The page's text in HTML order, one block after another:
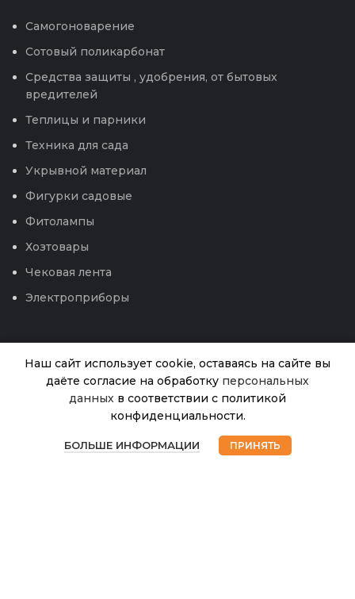
Самогоноварение
Сотовый поликарбонат
Средства защиты , удобрения, от бытовых
вредителей
Теплицы и парники
Техника для сада
Укрывной материал
Фигурки садовые
Фитолампы
Хозтовары
Чековая лента
Электроприборы
Наш сайт использует cookie, оставаясь на сайте вы
даёте согласие на обработку персональных
данных в соответствии с политикой
конфиденциальности.
БОЛЬШЕ ИНФОРМАЦИИ ПРИНЯТЬ
27 б/п (Аэлита)
18.00₽
В
наличии
Магазин Избранное Корзина Мой аккаунт